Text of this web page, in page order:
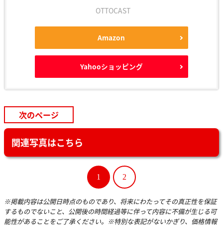
OTTOCAST
Amazon
Yahooショッピング
次のページ
関連写真はこちら
1 2
※掲載内容は公開日時点のものであり、将来にわたってその真正性を保証
するものでないこと、公開後の時間経過等に伴って内容に不備が生じる可
能性があることをご了承ください。※特別な表記がないかぎり、価格情報